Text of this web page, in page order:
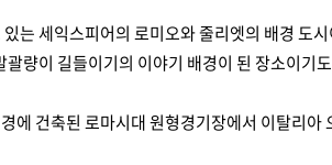
는 세익스피어의 로미오와 줄리엣의 배경 도
괄량이 길들이기의 이야기 배경이 된 장소이기
경에 건축된 로마시대 원형경기장에서 이탈리